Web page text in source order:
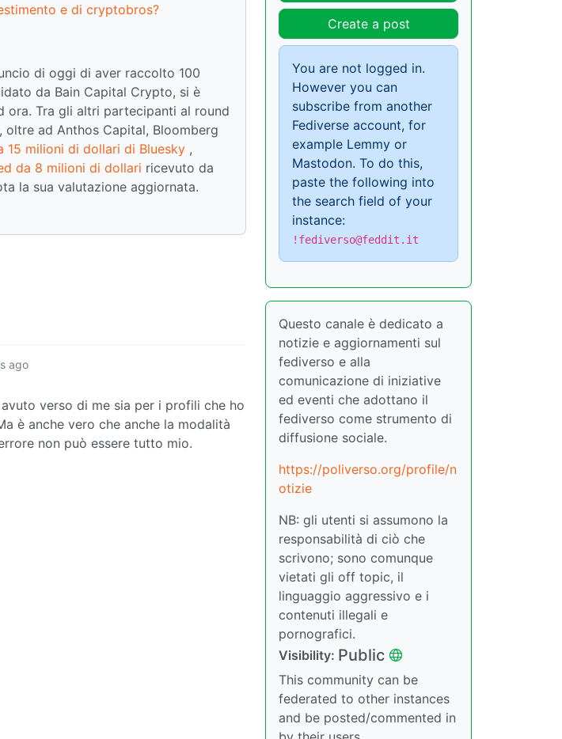
e di cryptobros?
di oggi di aver raccolto 100
da Bain Capital Crypto, si è
ora. Tra gli altri partecipanti al round
oltre ad Anthos Capital, Bloomberg
15 milioni di dollari di Bluesky ,
da 8 milioni di dollari ricevuto da
la sua valutazione aggiornata.
ago
verso di me sia per i profili che ho
è anche vero che anche la modalità
non può essere tutto mio.
Create a post
You are not logged in.
However you can
subscribe from another
Fediverse account, for
example Lemmy or
Mastodon. To do this,
paste the following into
the search field of your
instance:
!fediverso@feddit.it
Questo canale è dedicato a
notizie e aggiornamenti sul
fediverso e alla
comunicazione di iniziative
ed eventi che adottano il
fediverso come strumento di
diffusione sociale.
https://poliverso.org/profile/n
otizie
NB: gli utenti si assumono la
responsabilità di ciò che
scrivono; sono comunque
vietati gli off topic, il
linguaggio aggressivo e i
contenuti illegali e
pornografici.
Visibility: Public
This community can be
federated to other instances
and be posted/commented in